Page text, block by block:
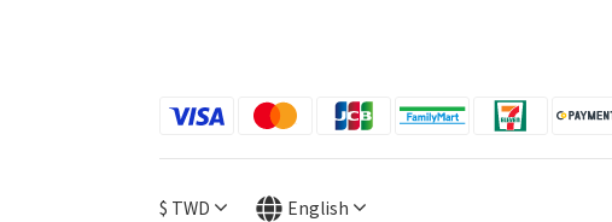
$ TWD English